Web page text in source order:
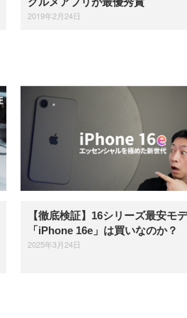
2019年2月24日
【徹底検証】16シリーズ最安モ
「iPhone 16e」は買いなのか？
2025年3月24日